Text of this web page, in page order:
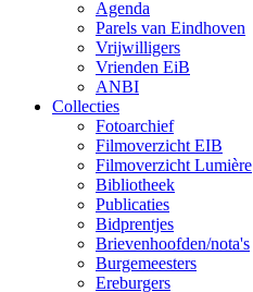
Agenda
Parels van Eindhoven
Vrijwilligers
Vrienden EiB
ANBI
Collecties
Fotoarchief
Filmoverzicht EIB
Filmoverzicht Lumière
Bibliotheek
Publicaties
Bidprentjes
Brievenhoofden/nota's
Burgemeesters
Ereburgers